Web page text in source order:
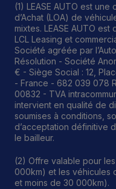
(1) LEASE AUTO est
d’Achat (LOA) de
mixtes. LEASE AUTO
LCL Leasing et
Société agréée par
Résolution - Société
€ - Siège Social : 12,
- France - 682 039 078
00832 - TVA
intervient en qualité de
soumises à conditions,
d’acceptation définitive
le bailleur.
(2) Offre valable pour
000km) et les véhicules
et moins de 30 000km).